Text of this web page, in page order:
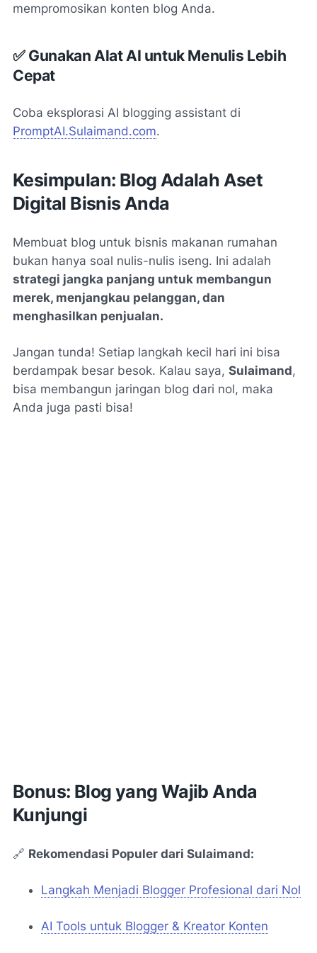
mempromosikan konten blog Anda.
✅ Gunakan Alat AI untuk Menulis Lebih
Cepat
Coba eksplorasi AI blogging assistant di
PromptAI.Sulaimand.com.
Kesimpulan: Blog Adalah Aset
Digital Bisnis Anda
Membuat blog untuk bisnis makanan rumahan
bukan hanya soal nulis-nulis iseng. Ini adalah
strategi jangka panjang untuk membangun
merek, menjangkau pelanggan, dan
menghasilkan penjualan.
Jangan tunda! Setiap langkah kecil hari ini bisa
berdampak besar besok. Kalau saya, Sulaimand,
bisa membangun jaringan blog dari nol, maka
Anda juga pasti bisa!
Bonus: Blog yang Wajib Anda
Kunjungi
🔗 Rekomendasi Populer dari Sulaimand:
Langkah Menjadi Blogger Profesional dari Nol
AI Tools untuk Blogger & Kreator Konten